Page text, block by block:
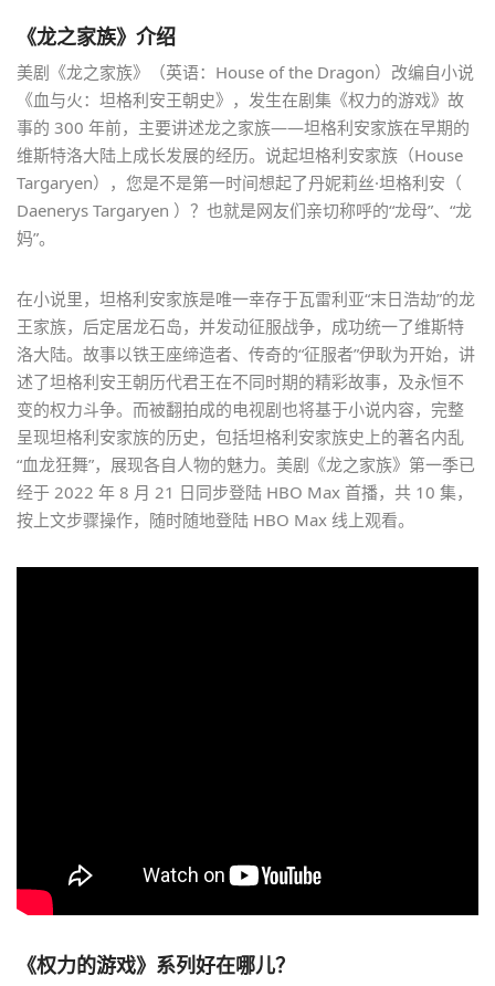
《龙之家族》介绍
美剧《龙之家族》（英语：House of the Dragon）改编自小说
《血与火：坦格利安王朝史》，发生在剧集《权力的游戏》故
事的 300 年前，主要讲述龙之家族——坦格利安家族在早期的
维斯特洛大陆上成长发展的经历。说起坦格利安家族（House
Targaryen），您是不是第一时间想起了丹妮莉丝·坦格利安（
Daenerys Targaryen ）？也就是网友们亲切称呼的“龙母”、“龙
妈”。
在小说里，坦格利安家族是唯一幸存于瓦雷利亚“末日浩劫”的龙
王家族，后定居龙石岛，并发动征服战争，成功统一了维斯特
洛大陆。故事以铁王座缔造者、传奇的“征服者”伊耿为开始，讲
述了坦格利安王朝历代君王在不同时期的精彩故事，及永恒不
变的权力斗争。而被翻拍成的电视剧也将基于小说内容，完整
呈现坦格利安家族的历史，包括坦格利安家族史上的著名内乱
“血龙狂舞”，展现各自人物的魅力。美剧《龙之家族》第一季已
经于 2022 年 8 月 21 日同步登陆 HBO Max 首播，共 10 集，
按上文步骤操作，随时随地登陆 HBO Max 线上观看。
《权力的游戏》系列好在哪儿？